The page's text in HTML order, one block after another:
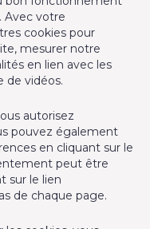
Avec votre
cookies pour
mesurer notre
en lien avec les
de vidéos.
autorisez
pouvez également
en cliquant sur le
peut être
sur le lien
de chaque page.
Soignes 327
numéro 501.400 en
BE-0555.620.156
des agents
Bruxelles (+32 2 505
déontologique de l’ IPI